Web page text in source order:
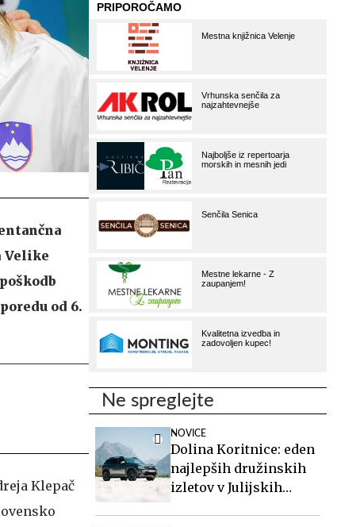
Velike
od 6.
Klepač
Ne spreglejte
NOVICE
Dolina Koritnice: eden
najlepših družinskih
izletov v Julijskih